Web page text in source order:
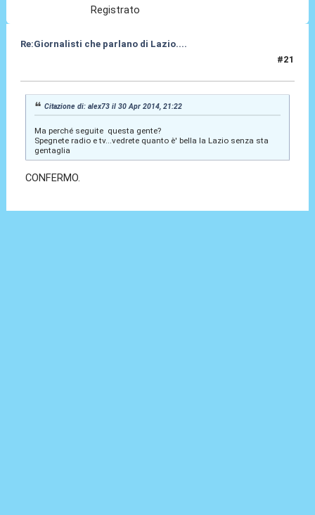
Registrato
Re:Giornalisti che parlano di Lazio....
#21
Citazione di: alex73 il 30 Apr 2014, 21:22
Ma perché seguite questa gente?
Spegnete radio e tv...vedrete quanto è' bella la Lazio senza sta
gentaglia
CONFERMO.